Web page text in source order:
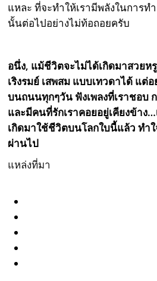
แหละ ที่จะทำให้เรามีพลังในการท
นั้นต่อไปอย่างไม่ท้อถอยครับ
อนึ่ง, แม้ชีวิตจะไม่ได้เกิดมาสวยหรู
เริงรมย์ เสพสม แบบเทวดาได้ แต่
บนถนนทุกๆวัน ฟังเพลงที่เราชอบ
และมีคนที่รักเราคอยอยู่เคียงข้าง
เกิดมาใช้ชีวิตบนโลกใบนี้แล้ว ทำ
ผ่านไป
แหล่งที่มา